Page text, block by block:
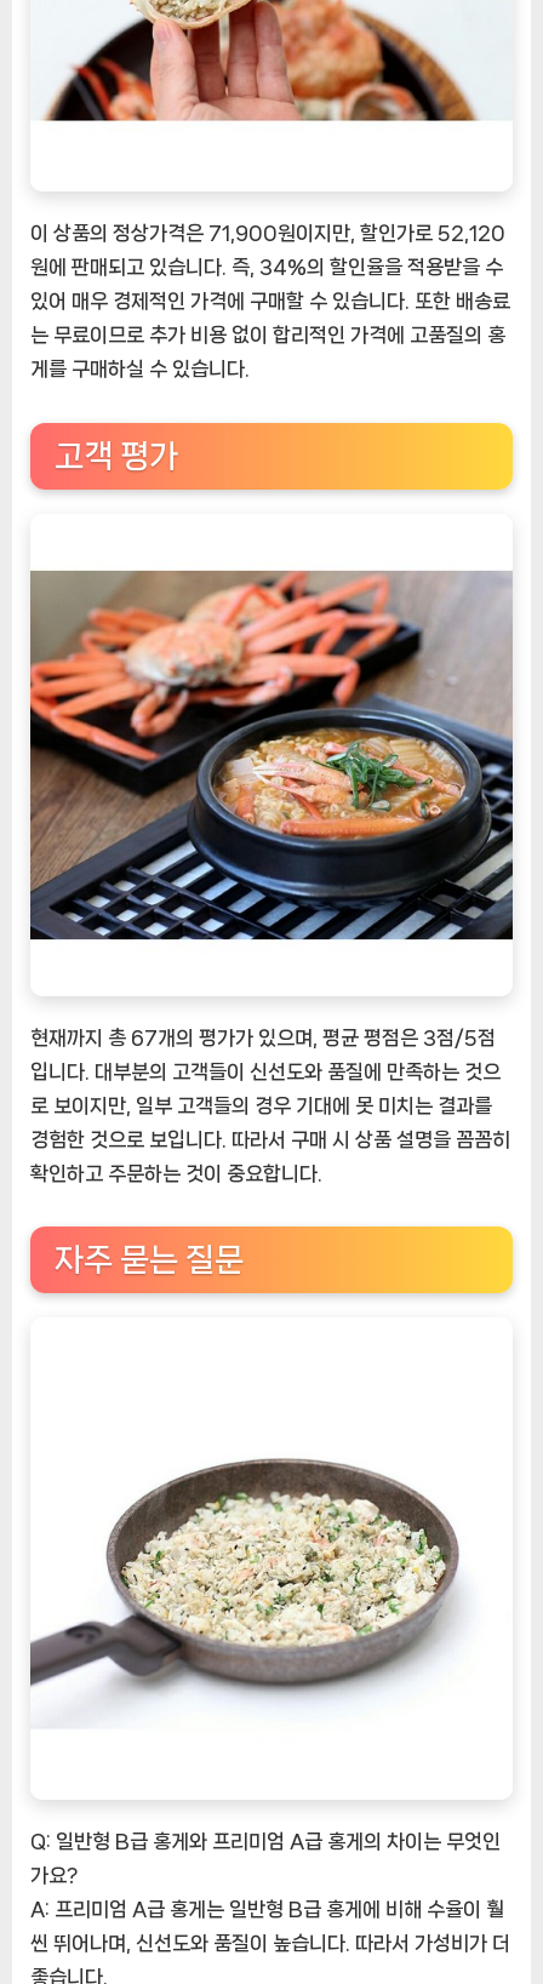
이 상품의 정상가격은 71,900원이지만, 할인가로 52,120
원에 판매되고 있습니다. 즉, 34%의 할인율을 적용받을 수
있어 매우 경제적인 가격에 구매할 수 있습니다. 또한 배송료
는 무료이므로 추가 비용 없이 합리적인 가격에 고품질의 홍
게를 구매하실 수 있습니다.
고객 평가
현재까지 총 67개의 평가가 있으며, 평균 평점은 3점/5점
입니다. 대부분의 고객들이 신선도와 품질에 만족하는 것으
로 보이지만, 일부 고객들의 경우 기대에 못 미치는 결과를
경험한 것으로 보입니다. 따라서 구매 시 상품 설명을 꼼꼼히
확인하고 주문하는 것이 중요합니다.
자주 묻는 질문
Q: 일반형 B급 홍게와 프리미엄 A급 홍게의 차이는 무엇인
가요?
A: 프리미엄 A급 홍게는 일반형 B급 홍게에 비해 수율이 훨
씬 뛰어나며, 신선도와 품질이 높습니다. 따라서 가성비가 더
좋습니다.